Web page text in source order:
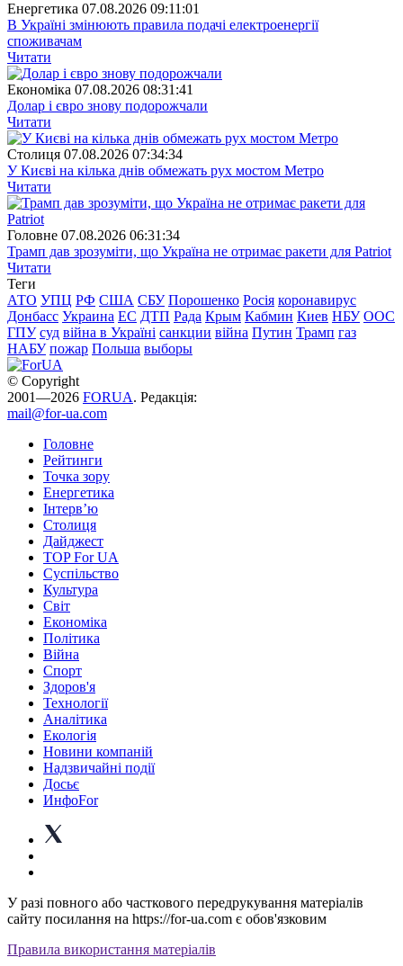
Енергетика 07.08.2026 09:11:01
В Україні змінюють правила подачі електроенергії
споживачам
Читати
Економіка 07.08.2026 08:31:41
Долар і євро знову подорожчали
Читати
Столиця 07.08.2026 07:34:34
У Києві на кілька днів обмежать рух мостом Метро
Читати
Головне 07.08.2026 06:31:34
Трамп дав зрозуміти, що Україна не отримає ракети для Patriot
Читати
Теги
АТО УПЦ РФ США СБУ Порошенко Росія коронавирус
Донбасс Украина ЕС ДТП Рада Крым Кабмин Киев НБУ ООС
ГПУ суд війна в Україні санкции війна Путин Трамп газ
НАБУ пожар Польша выборы
© Copyright
2001—2026 FORUA. Редакція:
mail@for-ua.com
Головне
Рейтинги
Точка зору
Енергетика
Інтерв’ю
Столиця
Дайджест
TOP For UA
Суспiльство
Культура
Світ
Економіка
Політика
Війна
Спорт
Здоров'я
Технології
Аналітика
Екологія
Новини компаній
Надзвичайні події
Досьє
ИнфоFor
У разі повного або часткового передрукування матеріалів
сайту посилання на https://for-ua.com є обов'язковим
Правила використання матеріалів